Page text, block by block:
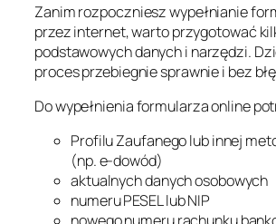
Zanim rozpoczniesz wypełnianie
przez internet, warto przygotować
podstawowych danych i narzędzi.
proces przebiegnie sprawnie i bez
Do wypełnienia formularza online
Profilu Zaufanego lub innej
(np. e-dowód)
aktualnych danych osobowych
numeru PESEL lub NIP